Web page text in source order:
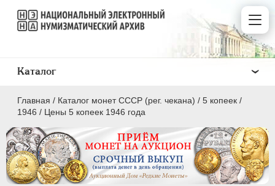
Главная / Каталог монет СССР (рег. чекана) / 5 копеек /
1946 / Цены 5 копеек 1946 года
Каталог
ПОЛКОПЕЙКИ